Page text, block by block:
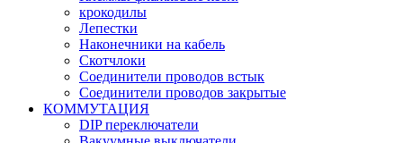
крокодилы
Лепестки
Наконечники на кабель
Скотчлоки
Соединители проводов встык
Соединители проводов закрытые
КОММУТАЦИЯ
DIP переключатели